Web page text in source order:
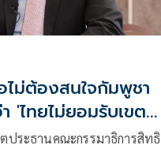
ม่ต้องสนใจกัมพูชา
'ไทยไม่ยอมรับเขต
ประธานคณะกรรมาธิการสิทธิ